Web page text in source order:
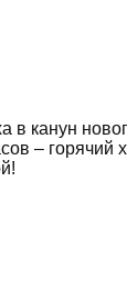
канун
– горячий